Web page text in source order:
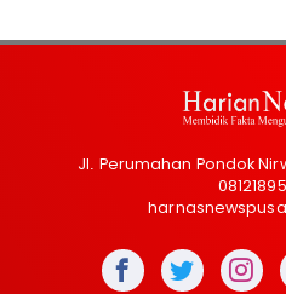
Jl. Perumahan Pondok